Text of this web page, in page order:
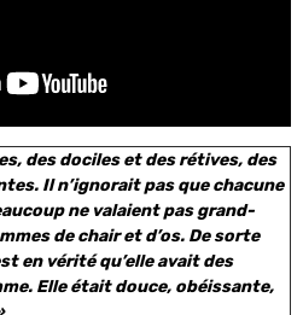
des dociles et des rétives, des
Il n’ignorait pas que chacune
ne valaient pas grand-
de chair et d’os. De sorte
en vérité qu’elle avait des
Elle était douce, obéissante,